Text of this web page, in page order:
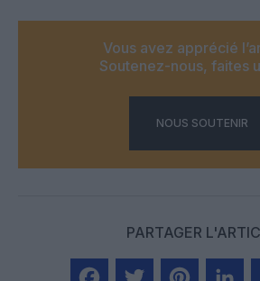
Vous avez apprécié
Soutenez-nous, faites
NOUS SOUTENIR
PARTAGER